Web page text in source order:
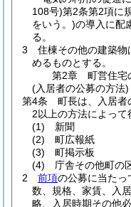
108号)第2条第2項に
をいう。)の導入に配
る。
3
住棟その他の建築物
めるものとする。
第2章
町営住宅
(入居者の公募の方法)
第4条
町長は、入居者
2以上の方法によって
(1)
新聞
(2)
町広報紙
(3)
町掲示板
(4)
庁舎その他町の
2
前項の公募に当たっ
数、規格、家賃、入
略、入居時期その他